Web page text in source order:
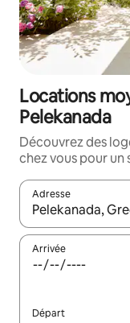
Locations
Pelekanada
Découvrez des
chez vous pour un
Adresse
Lorsque les
Arrivée
Départ